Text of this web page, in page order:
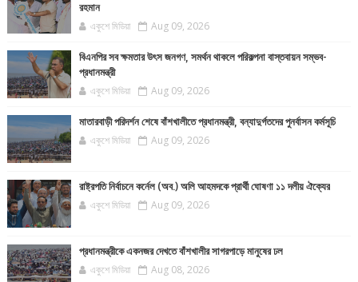
রহমান
একুশে মিডিয়া Aug 09, 2026
বিএনপির সব ক্ষমতার উৎস জনগণ, সমর্থন থাকলে পরিকল্পনা বাস্তবায়ন সম্ভব-
প্রধানমন্ত্রী
একুশে মিডিয়া Aug 09, 2026
মাতারবাড়ী পরিদর্শন শেষে বাঁশখালীতে প্রধানমন্ত্রী, বন্যাদুর্গতদের পুনর্বাসন কর্মসূচি
একুশে মিডিয়া Aug 09, 2026
রাষ্ট্রপতি নির্বাচনে কর্নেল (অব.) অলি আহমদকে প্রার্থী ঘোষণা ১১ দলীয় ঐক্যের
একুশে মিডিয়া Aug 09, 2026
প্রধানমন্ত্রীকে একনজর দেখতে বাঁশখালীর সাগরপাড়ে মানুষের ঢল
একুশে মিডিয়া Aug 08, 2026